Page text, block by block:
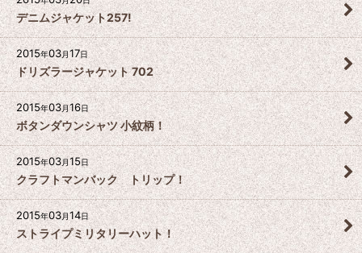
デニムジャケット257!
2015年03月17日
ドリズラージャケット 702
2015年03月16日
ボタンダウンシャツ 小紋柄！
2015年03月15日
クラフトマンバック トリップ！
2015年03月14日
ストライプミリタリーハット！